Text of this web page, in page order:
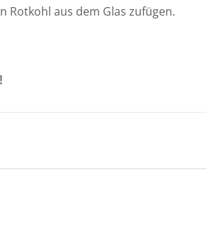
Rotkohl aus dem Glas zufügen.